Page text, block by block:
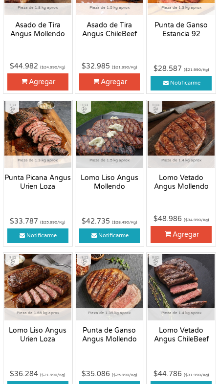
Pieza de 1.8 kg aprox
Asado de Tira
Angus Mollendo
$44.982($24.990/Kg)
Agregar
Pieza de 1.5 kg aprox
Asado de Tira
Angus ChileBeef
$32.985 ($21.990/Kg)
Agregar
Pieza de 1.3 kg aprox
Punta de Ganso
Estancia 92
$28.587 ($21.990/Kg)
Notificarme
Pieza de 1.3 kg aprox
Punta Picana Angus
Urien Loza
Fresco
$33.787($25.990/Kg)
Notificarme
Pieza de 1.5 kg aprox
Lomo Liso Angus
Mollendo
Fresco
$42.735 ($28.490/Kg)
Notificarme
Pieza de 1.4 kg aprox
Lomo Vetado
Angus Mollendo
Fresco
$48.986 ($34.990/Kg)
Agregar
Pieza de 1.65 kg aprox
Lomo Liso Angus
Urien Loza
Fresco
$36.284($21.990/Kg)
Pieza de 1.35 kg aprox
Punta de Ganso
Angus Mollendo
Fresco
$35.086 ($25.990/Kg)
Pieza de 1.4 kg aprox
Lomo Vetado
Angus ChileBeef
Fresco
$44.786 ($31.990/Kg)